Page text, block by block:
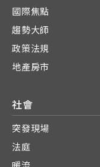
國際焦點
趨勢大師
政策法規
地產房市
社會
突發現場
法庭